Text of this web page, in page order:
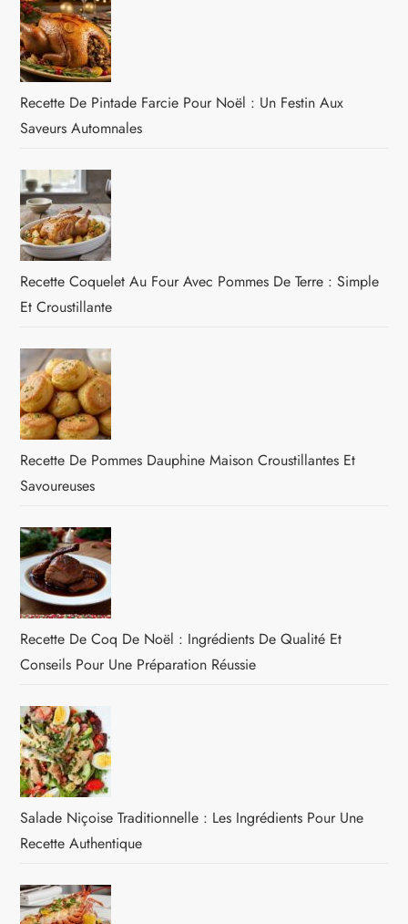
Recette De Pintade Farcie Pour Noël : Un Festin Aux
Saveurs Automnales
Recette Coquelet Au Four Avec Pommes De Terre : Simple
Et Croustillante
Recette De Pommes Dauphine Maison Croustillantes Et
Savoureuses
Recette De Coq De Noël : Ingrédients De Qualité Et
Conseils Pour Une Préparation Réussie
Salade Niçoise Traditionnelle : Les Ingrédients Pour Une
Recette Authentique